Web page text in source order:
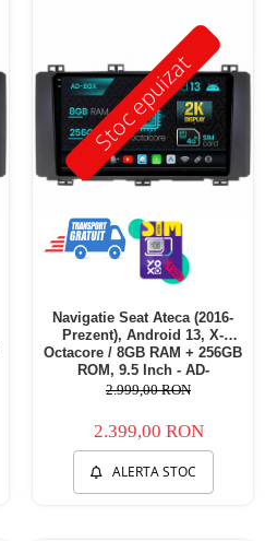
Stoc epuizat
Navigatie Seat Ateca (2016-
Prezent), Android 13, X-
Octacore / 8GB RAM + 256GB
ROM, 9.5 Inch - AD-
BGX9008+AD-BGRKIT045V2
2.999,00 RON
2.399,00 RON
ALERTA STOC